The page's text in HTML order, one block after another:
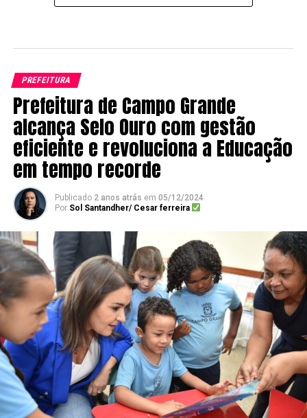
PREFEITURA
Prefeitura de Campo Grande
alcança Selo Ouro com gestão
eficiente e revoluciona a Educação
em tempo recorde
Publicado 2 anos atrás em 05/12/2024
Por Sol Santandher/ Cesar ferreira